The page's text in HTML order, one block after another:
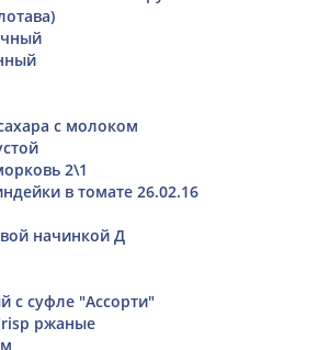
с молоком
2\1
в томате 26.02.16
начинкой Д
с суфле "Ассорти"
ржаные